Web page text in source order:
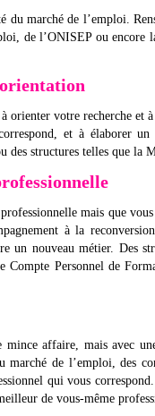
marché de l’emploi.
de l’ONISEP ou
orienter votre recherche
et à élaborer
des structures telles que
mais que
à la
un nouveau métier. Des
Compte Personnel de
affaire, mais avec
marché de l’emploi, des
qui vous
de vous-même